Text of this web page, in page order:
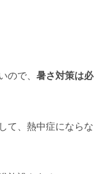
ので、 暑さ対策は必
て、熱中症にならな